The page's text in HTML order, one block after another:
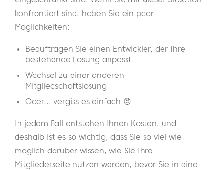
konfrontiert sind, haben Sie ein paar
Möglichkeiten:
Beauftragen Sie einen Entwickler, der Ihre
bestehende Lösung anpasst
Wechsel zu einer anderen
Mitgliedschaftslösung
Oder... vergiss es einfach 😞
In jedem Fall entstehen Ihnen Kosten, und
deshalb ist es so wichtig, dass Sie so viel wie
möglich darüber wissen, wie Sie Ihre
Mitgliederseite nutzen werden, bevor Sie in eine